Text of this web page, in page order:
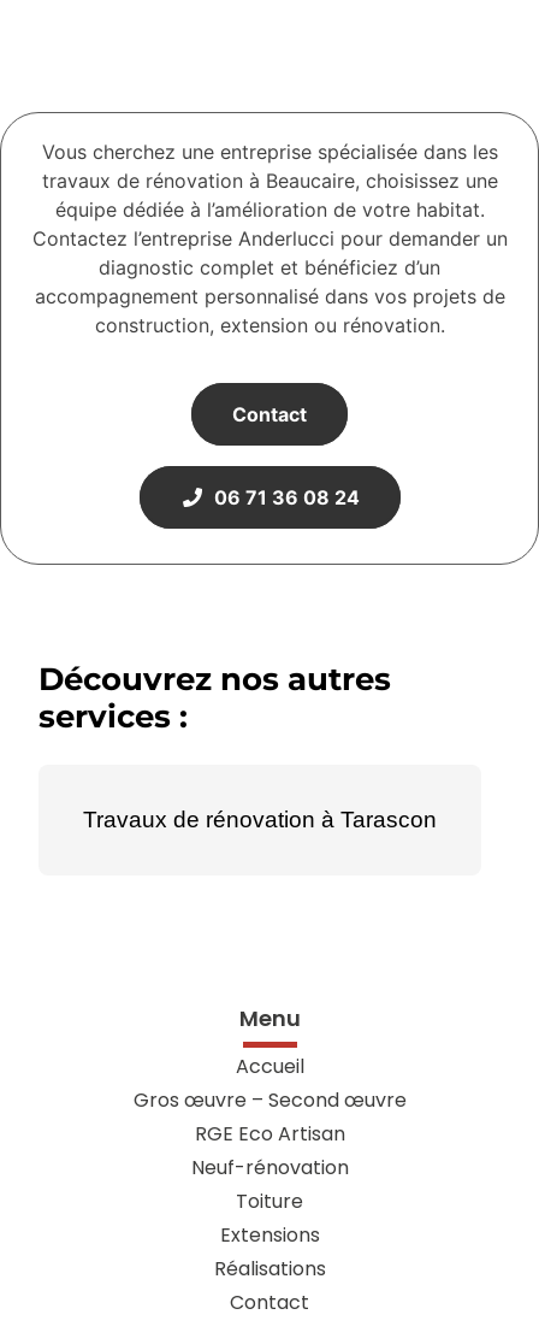
Vous cherchez une entreprise spécialisée dans les
travaux de rénovation à Beaucaire, choisissez une
équipe dédiée à l’amélioration de votre habitat.
Contactez l’entreprise Anderlucci pour demander un
diagnostic complet et bénéficiez d’un
accompagnement personnalisé dans vos projets de
construction, extension ou rénovation.
Contact
06 71 36 08 24
Découvrez nos autres
services :
Travaux de rénovation à Tarascon
Menu
Accueil
Gros œuvre – Second œuvre
RGE Eco Artisan
Neuf-rénovation
Toiture
Extensions
Réalisations
Contact